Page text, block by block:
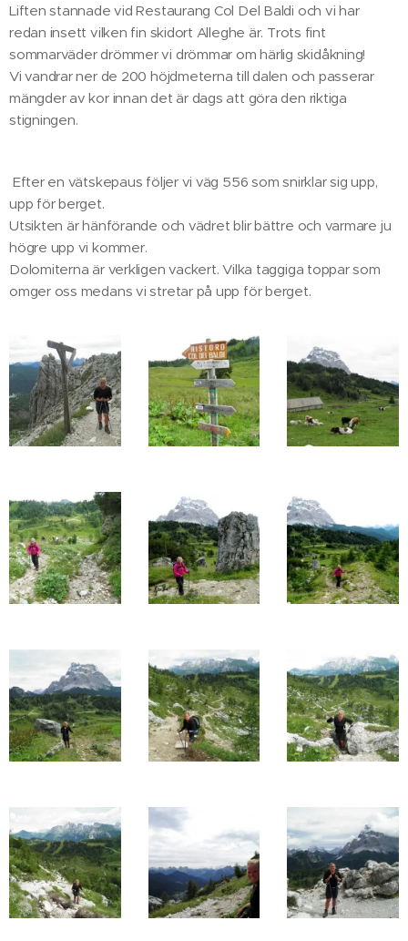
Liften stannade vid Restaurang Col Del Baldi och vi har
redan insett vilken fin skidort Alleghe är. Trots fint
sommarväder drömmer vi drömmar om härlig skidåkning!
Vi vandrar ner de 200 höjdmeterna till dalen och passerar
mängder av kor innan det är dags att göra den riktiga
stigningen.
Efter en vätskepaus följer vi väg 556 som snirklar sig upp,
upp för berget.
Utsikten är hänförande och vädret blir bättre och varmare ju
högre upp vi kommer.
Dolomiterna är verkligen vackert. Vilka taggiga toppar som
omger oss medans vi stretar på upp för berget.